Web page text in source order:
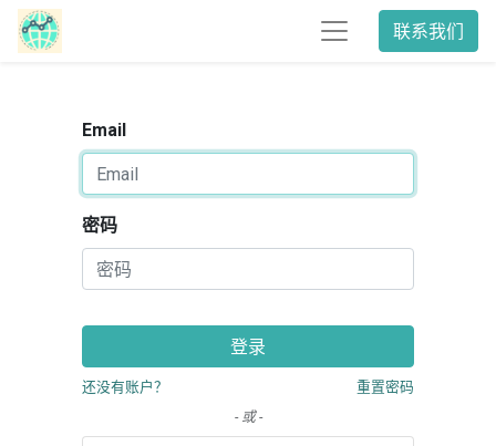
联系我们
Email
密码
登录
还没有账户？
重置密码
- 或 -